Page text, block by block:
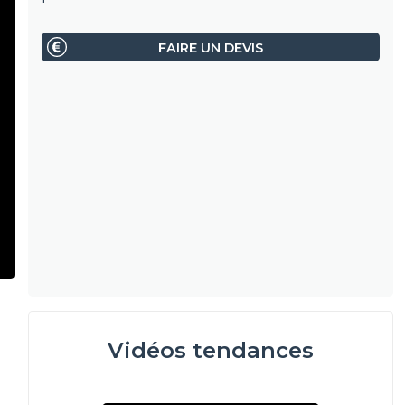
FAIRE UN DEVIS
Vidéos tendances